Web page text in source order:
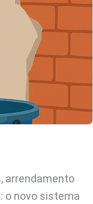
arrendamento
o novo sistema